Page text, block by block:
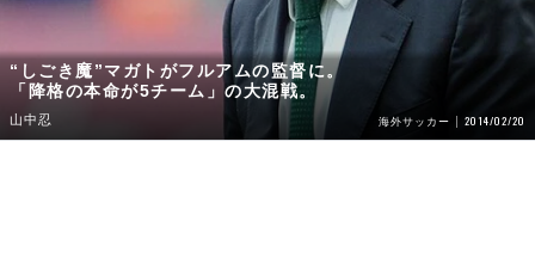
“しごき魔”マガトがフルアムの監督に。
「降格の本命が5チーム」の大混戦。
山中忍 海外サッカー 2014/02/20